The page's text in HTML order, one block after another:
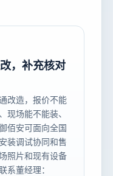
，补充核对
改造，报价不能
现场能不能装、
佰安可面向全国
装调试协同和售
照片和现有设备
系董经理：